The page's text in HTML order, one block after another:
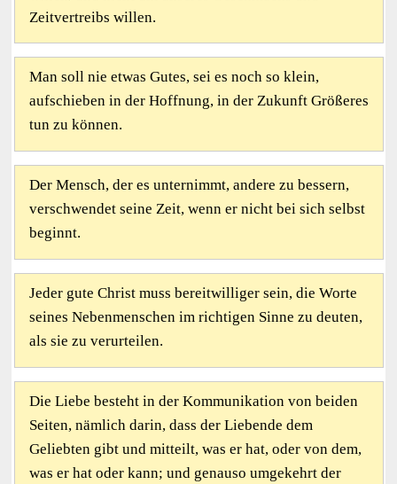
Zeitvertreibs willen.
Man soll nie etwas Gutes, sei es noch so klein,
aufschieben in der Hoffnung, in der Zukunft Größeres
tun zu können.
Der Mensch, der es unternimmt, andere zu bessern,
verschwendet seine Zeit, wenn er nicht bei sich selbst
beginnt.
Jeder gute Christ muss bereitwilliger sein, die Worte
seines Nebenmenschen im richtigen Sinne zu deuten,
als sie zu verurteilen.
Die Liebe besteht in der Kommunikation von beiden
Seiten, nämlich darin, dass der Liebende dem
Geliebten gibt und mitteilt, was er hat, oder von dem,
was er hat oder kann; und genauso umgekehrt der